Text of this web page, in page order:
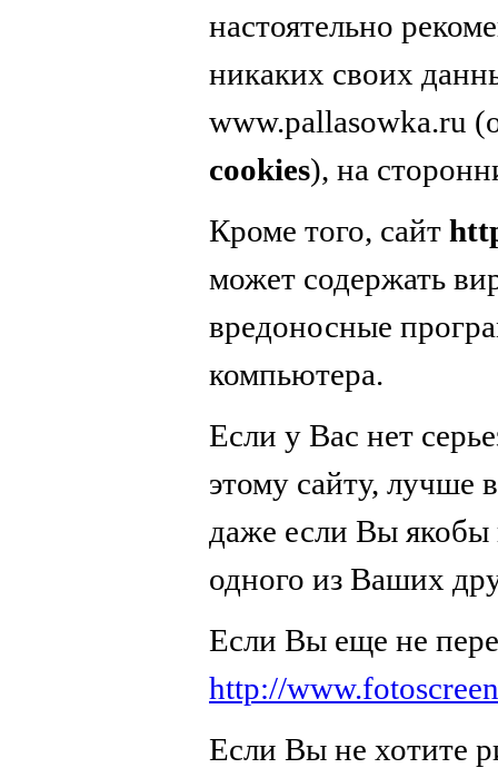
настоятельно
никаких своих
www.pallasowka.ru
cookies), на
Кроме того, сайт
может содержать
вредоносные
компьютера.
Если у Вас нет
этому сайту, лучше
даже если Вы якобы
одного из Ваших
Если Вы еще не
http://
Если Вы не хотите